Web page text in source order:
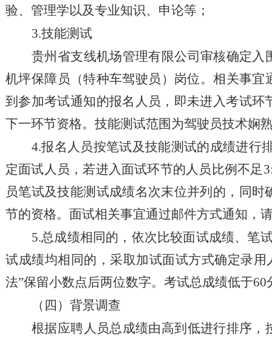
验、管理学以及专业知识、申论等；
3.技能测试
贵州省支线机场管理有限公司审核确定
机坪保障员（特种车驾驶员）岗位。相关事
到参加考试通知的报名人员，即未进入考试
下一环节资格。技能测试范围为驾驶员技术娴
4.报名人员按笔试及技能测试的成绩进行
定面试人员，若进入面试环节的人员比例不足
员笔试及技能测试成绩名次末位并列的，同时
节的资格。 面试相关事宜通过邮件方式通知，
5.总成绩相同的，依次比较面试成绩、笔
试成绩均相同的，采取加试面试方式确定录
法”保留小数点后两位数字。考试总成绩低于60
（四）背景调查
根据应聘人员总成绩由高到低进行排序